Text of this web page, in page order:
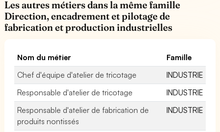
Les autres métiers dans la même famille
Direction, encadrement et pilotage de
fabrication et production industrielles
Nom du métier
Famille
Chef d'équipe d'atelier de tricotage
INDUSTRIE
Responsable d'atelier de tricotage
INDUSTRIE
Responsable d'atelier de fabrication de
produits nontissés
INDUSTRIE